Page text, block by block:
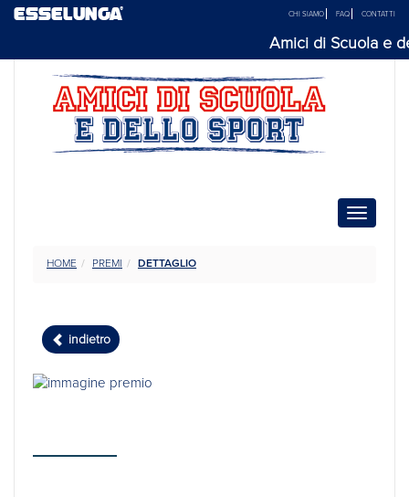
ESSELUNGA® CHI SIAMO FAQ CONTATTI
Amici di Scuola e
Toggle
HOME PREMI DETTAGLIO
indietro